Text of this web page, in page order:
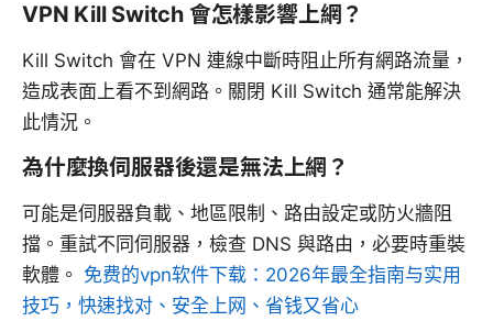
VPN Kill Switch 會怎樣影響上網？
Kill Switch 會在 VPN 連線中斷時阻止所有網路流量，
造成表面上看不到網路。關閉 Kill Switch 通常能解決
此情況。
為什麼換伺服器後還是無法上網？
可能是伺服器負載、地區限制、路由設定或防火牆阻
擋。重試不同伺服器，檢查 DNS 與路由，必要時重裝
軟體。 免费的vpn软件下载：2026年最全指南与实用
技巧，快速找对、安全上网、省钱又省心